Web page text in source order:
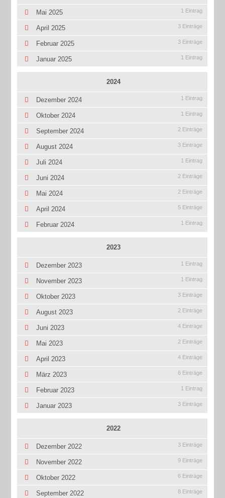
Mai 2025 1 Eintrag
April 2025 3 Einträge
Februar 2025 3 Einträge
Januar 2025 1 Eintrag
2024
Dezember 2024 1 Eintrag
Oktober 2024 1 Eintrag
September 2024 2 Einträge
August 2024 3 Einträge
Juli 2024 1 Eintrag
Juni 2024 2 Einträge
Mai 2024 2 Einträge
April 2024 5 Einträge
Februar 2024 1 Eintrag
2023
Dezember 2023 1 Eintrag
November 2023 1 Eintrag
Oktober 2023 3 Einträge
August 2023 2 Einträge
Juni 2023 4 Einträge
Mai 2023 2 Einträge
April 2023 4 Einträge
März 2023 6 Einträge
Februar 2023 1 Eintrag
Januar 2023 3 Einträge
2022
Dezember 2022 3 Einträge
November 2022 9 Einträge
Oktober 2022 6 Einträge
September 2022 8 Einträge